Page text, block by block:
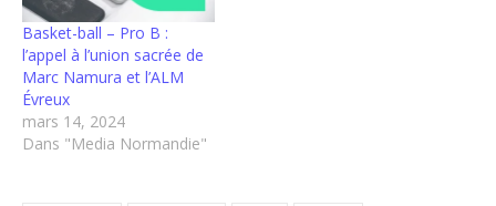
Basket-ball – Pro B :
l’appel à l’union sacrée de
Marc Namura et l’ALM
Évreux
mars 14, 2024
Dans "Media Normandie"